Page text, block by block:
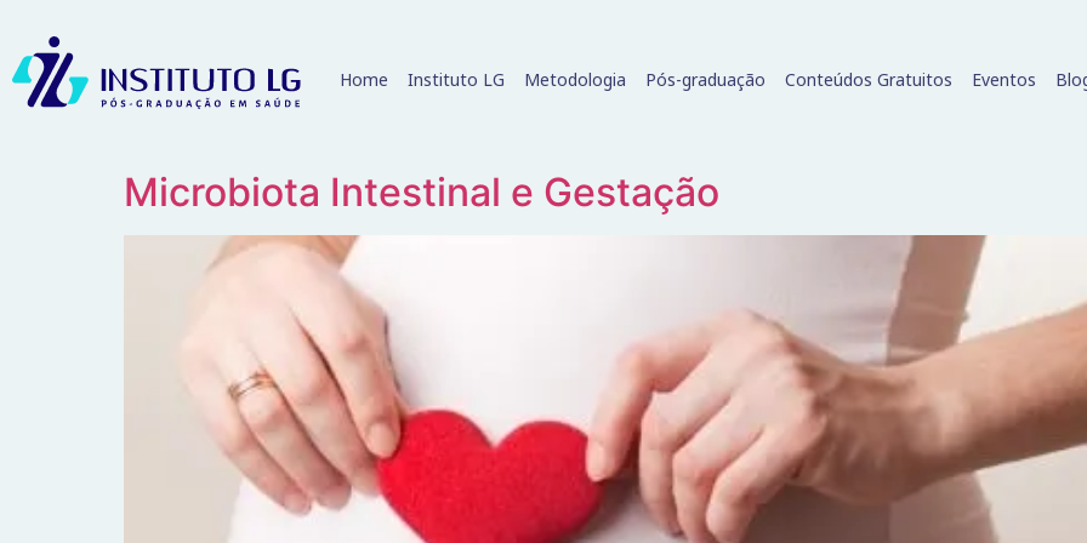
Home Instituto LG Metodologia Pós-graduação Conteúdos Gratuitos Eventos
Microbiota Intestinal e Gestação